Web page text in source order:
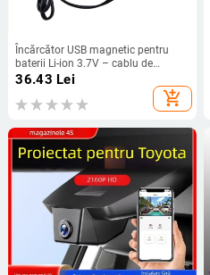
Încărcător USB magnetic pentru
baterii Li-ion 3.7V – cablu de
încărcare universal, intrare 5-7V,
36.43 Lei
add_shopping_cart